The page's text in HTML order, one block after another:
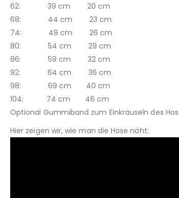
62: 39 cm 20 cm 49,0
68: 44 cm 23 cm 50,0
74: 49 cm 26 cm 51,0
80: 54 cm 29 cm 52,0
86: 59 cm 32 cm 53,0
92: 64 cm 36 cm 54,0
98: 69 cm 40 cm 55,0
104: 74 cm 46 cm 56,0
Optional Gummiband zum Einkräuseln des
Hier zeigen wir, wie man die Hose näht: